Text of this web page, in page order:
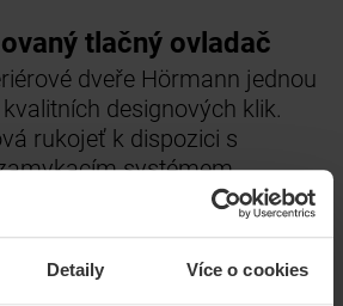
Detaily Více o cookies
tlačný ovladač
dveře Hörmann jednou
designových klik.
rukojeť k dispozici s
systémem
uzamčení přímo na